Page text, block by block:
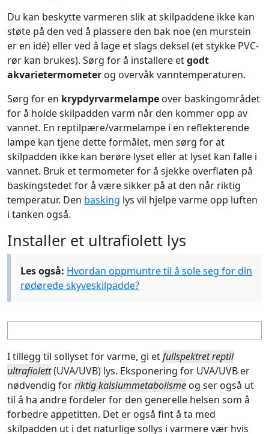
Du kan beskytte varmeren slik at skilpaddene ikke kan
støte på den ved å plassere den bak noe (en murstein
er en idé) eller ved å lage et slags deksel (et stykke PVC-
rør kan brukes). Sørg for å installere etgodt
akvarietermometer og overvåk vanntemperaturen.
Sørg for en krypdyrvarmelampe over baskingområdet
for å holde skilpadden varm når den kommer opp av
vannet. En reptilpære/varmelampe i en reflekterende
lampe kan tjene dette formålet, men sørg for at
skilpadden ikke kan berøre lyset eller at lyset kan falle i
vannet. Bruk et termometer for å sjekke overflaten på
baskingstedet for å være sikker på at den når riktig
temperatur. Den basking lys vil hjelpe varme opp luften
i tanken også.
Installer et ultrafiolett lys
Les også: Hvordan oppmuntre til å sole seg for din
rødørede skyveskilpadde?
I tillegg til sollyset for varme, gi etfullspektret reptil
ultrafiolett(UVA/UVB) lys. Eksponering for UVA/UVB er
nødvendig forriktig kalsiummetabolisme og ser også ut
til å ha andre fordeler for den generelle helsen som å
forbedre appetitten. Det er også fint å ta med
skilpadden ut i det naturlige sollys i varmere vær hvis